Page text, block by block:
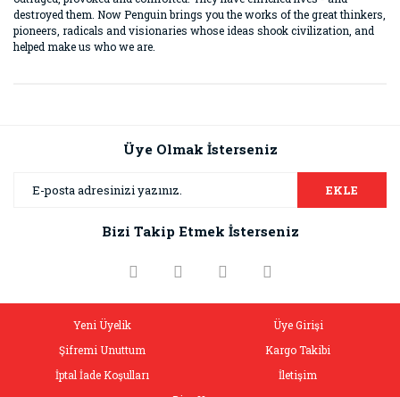
destroyed them. Now Penguin brings you the works of the great thinkers,
pioneers, radicals and visionaries whose ideas shook civilization, and
helped make us who we are.
Görüş ve önerileriniz için teşekkür ederiz.
Ürün resmi kalitesiz, bozuk veya görüntülenemiyor.
Ürün bilgilerinde hatalar bulunuyor.
Üye Olmak İsterseniz
EKLE
Bizi Takip Etmek İsterseniz
Yeni Üyelik
Üye Girişi
Şifremi Unuttum
Kargo Takibi
İptal İade Koşulları
İletişim